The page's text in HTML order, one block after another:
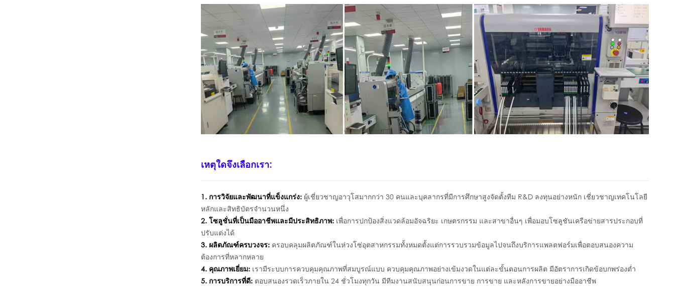
เหตุใดจึงเลือกเรา:
1. การวิจัยและพัฒนาที่แข็งแกร่ง: ผู้เชี่ยวชาญอาวุโสมากกว่า 30 คนและบุคลากรที่มีการศึกษาสูงจัดตั้งทีม R&D ลงทุนอย่างหนัก เชี่ยวชาญเทคโนโลยี
หลักและสิทธิบัตรจำนวนหนึ่ง
2. โซลูชั่นที่เป็นมืออาชีพและมีประสิทธิภาพ: เพื่อการปกป้องสิ่งแวดล้อมอัจฉริยะ เกษตรกรรม และสาขาอื่นๆ เพื่อมอบโซลูชันเครือข่ายสารประกอบที่
ปรับแต่งได้
3. ผลิตภัณฑ์ครบวงจร: ครอบคลุมผลิตภัณฑ์ในห่วงโซ่อุตสาหกรรมทั้งหมดตั้งแต่การรวบรวมข้อมูลไปจนถึงบริการแพลตฟอร์มเพื่อตอบสนองความ
ต้องการที่หลากหลาย
4. คุณภาพเยี่ยม: เรามีระบบการควบคุมคุณภาพที่สมบูรณ์แบบ ควบคุมคุณภาพอย่างเข้มงวดในแต่ละขั้นตอนการผลิต มีอัตราการเกิดข้อบกพร่องต่ำ
5. การบริการที่ดี: ตอบสนองรวดเร็วภายใน 24 ชั่วโมงทุกวัน มีทีมงานสนับสนุนก่อนการขาย การขาย และหลังการขายอย่างมืออาชีพ